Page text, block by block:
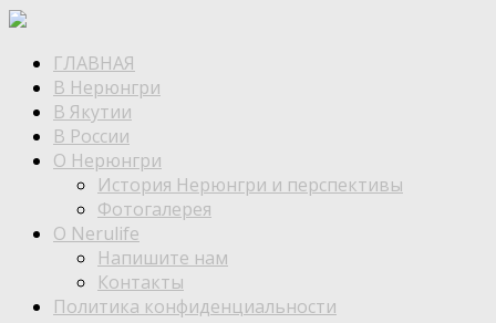
ГЛАВНАЯ
В Нерюнгри
В Якутии
В России
О Нерюнгри
История Нерюнгри и перспективы
Фотогалерея
О Nerulife
Напишите нам
Контакты
Политика конфиденциальности